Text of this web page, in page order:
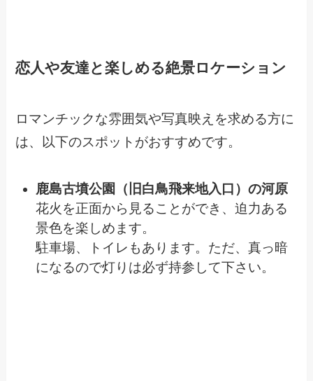
恋人や友達と楽しめる絶景ロケーション
ロマンチックな雰囲気や写真映えを求める方に
は、以下のスポットがおすすめです。
鹿島古墳公園（旧白鳥飛来地入口）の河原
花火を正面から見ることができ、迫力ある
景色を楽しめます。
駐車場、トイレもあります。ただ、真っ暗
になるので灯りは必ず持参して下さい。